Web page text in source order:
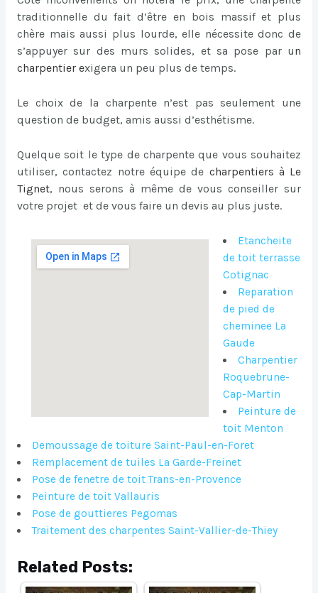
traditionnelle du fait d’être en bois massif et plus
chère mais aussi plus lourde, elle nécessite donc de
s’appuyer sur des murs solides, et sa pose par un
charpentier exigera un peu plus de temps.
Le choix de la charpente n’est pas seulement une
question de budget, amis aussi d’esthétisme.
Quelque soit le type de charpente que vous souhaitez
utiliser, contactez notre équipe de charpentiers à Le
Tignet, nous serons à même de vous conseiller sur
votre projet et de vous faire un devis au plus juste.
Etancheite
de toit terrasse
Cotignac
Reparation
de pied de
cheminee La
Gaude
Charpentier
Roquebrune-
Cap-Martin
Peinture de
toit Menton
Demoussage de toiture Saint-Paul-en-Foret
Remplacement de tuiles La Garde-Freinet
Pose de fenetre de toit Trans-en-Provence
Peinture de toit Vallauris
Pose de gouttieres Pegomas
Traitement des charpentes Saint-Vallier-de-Thiey
Related Posts: